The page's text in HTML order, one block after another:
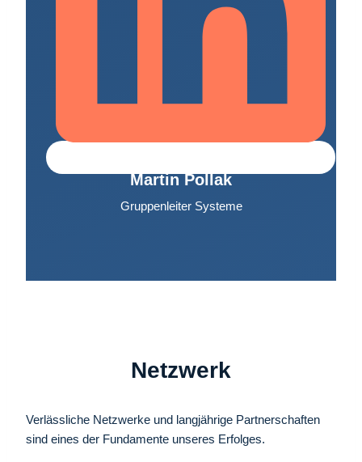
Martin Pollak
Gruppenleiter Systeme
Netzwerk
Verlässliche Netzwerke und langjährige Partnerschaften
sind eines der Fundamente unseres Erfolges.